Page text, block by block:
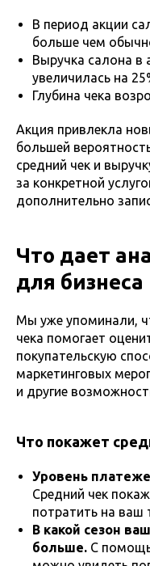
В период акции
больше чем
Выручка салона в
увеличилась на
Глубина чека
Акция привлекла
большей
средний чек и
за конкретной
дополнительно
Что дает
для бизнеса
Мы уже упоминали,
чека помогает
покупательскую
маркетинговых
и другие
Что покажет
Уровень
Средний чек
потратить на ваш
В какой сезон
больше. С